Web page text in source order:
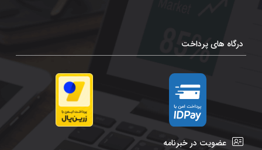
درگاه های پرداخت
عضویت در خبرنامه